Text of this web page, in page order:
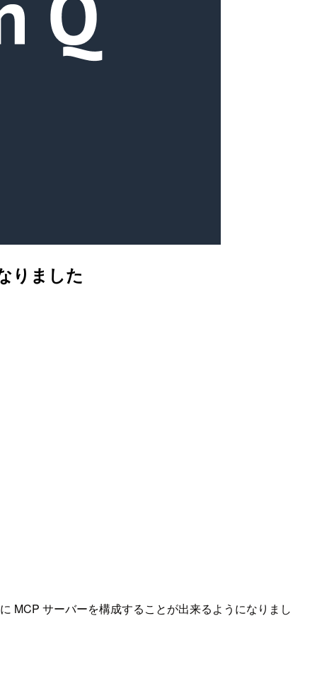
りました
MCP サーバーを構成することが出来るようになりまし